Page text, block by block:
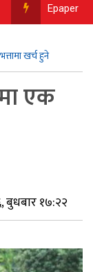
Epaper
खर्च हुने
एक
बुधबार १७:२२